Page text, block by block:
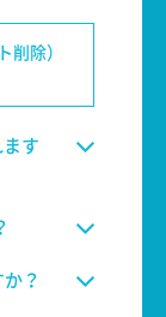
除）
す
？